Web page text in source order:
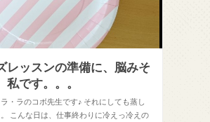
レッスンの準備に、脳みそ
です。。。
ラのコボ先生です♪ それにしても蒸し
こんな日は、仕事終わりに冷えっ冷えの